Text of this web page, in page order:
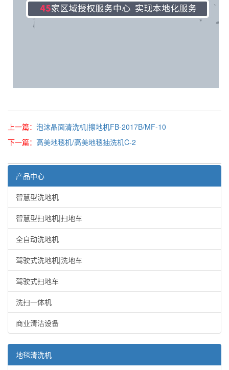
上一篇： 泡沫晶面清洗机|擦地机FB-2017B/MF-10
下一篇： 高美地毯机/高美地毯抽洗机C-2
产品中心
智慧型洗地机
智慧型扫地机|扫地车
全自动洗地机
驾驶式洗地机|洗地车
驾驶式扫地车
洗扫一体机
商业清洁设备
地毯清洗机